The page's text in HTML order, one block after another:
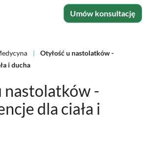
Umów konsultację
|
Otyłość u nastolatków -
i ducha
nastolatków -
dla ciała i